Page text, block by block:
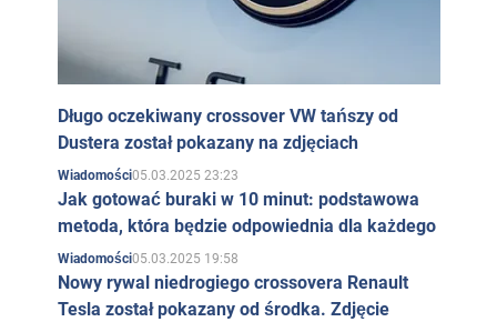
Długo oczekiwany crossover VW tańszy od
Dustera został pokazany na zdjęciach
Wiadomości05.03.2025 23:23
Jak gotować buraki w 10 minut: podstawowa
metoda, która będzie odpowiednia dla każdego
Wiadomości05.03.2025 19:58
Nowy rywal niedrogiego crossovera Renault
Tesla został pokazany od środka. Zdjęcie